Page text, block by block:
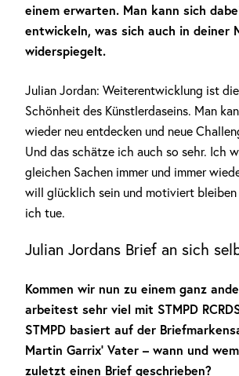
einem erwarten. Man kann sich
entwickeln, was sich auch in deiner
widerspiegelt.
Julian Jordan: Weiterentwicklung ist
Schönheit des Künstlerdaseins. Man
wieder neu entdecken und neue
Und das schätze ich auch so sehr. Ich
gleichen Sachen immer und immer
will glücklich sein und motiviert bleiben
ich tue.
Julian Jordans Brief an sich
Kommen wir nun zu einem ganz
arbeitest sehr viel mit STMPD
STMPD basiert auf der
Martin Garrix’ Vater – wann und
zuletzt einen Brief geschrieben?